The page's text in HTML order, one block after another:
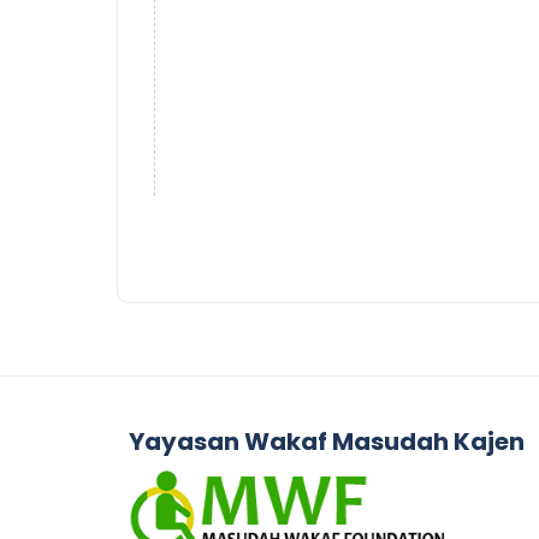
Yayasan Wakaf Masudah Kajen